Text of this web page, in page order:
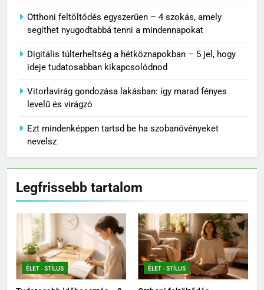
Otthoni feltöltődés egyszerűen – 4 szokás, amely
segíthet nyugodtabbá tenni a mindennapokat
Digitális túlterheltség a hétköznapokban – 5 jel, hogy
ideje tudatosabban kikapcsolódnod
Vitorlavirág gondozása lakásban: így marad fényes
levelű és virágzó
Ezt mindenképpen tartsd be ha szobanövényeket
nevelsz
Legfrissebb tartalom
ÉLET - STÍLUS ÉLET - STÍLUS